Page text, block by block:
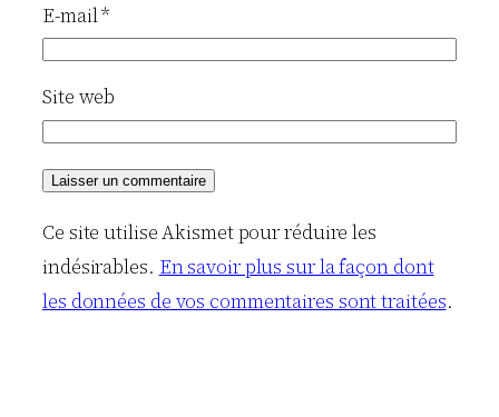
E-mail*
Site web
Ce site utilise Akismet pour réduire les
indésirables. En savoir plus sur la façon dont
les données de vos commentaires sont traitées.